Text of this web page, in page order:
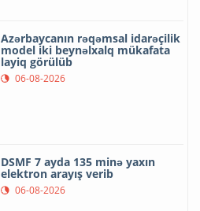
Azərbaycanın rəqəmsal idarəçilik
model iki beynəlxalq mükafata
layiq görülüb
06-08-2026
DSMF 7 ayda 135 minə yaxın
elektron arayış verib
06-08-2026